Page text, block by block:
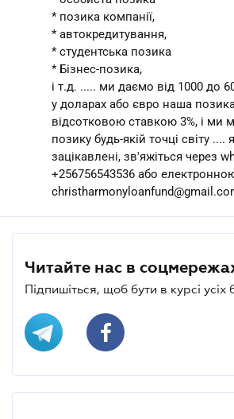
* позика компанії,
* автокредитування,
* студентська позика
* Бізнес-позика,
і т.д. ..... ми даємо від 1000 до
у доларах або євро наша
відсотковою ставкою 3%, і ми
позику будь-якій точці світу ....
зацікавлені, зв'яжіться через
+256756543536 або
Читайте нас в
Підпишіться, щоб бути в курсі усіх